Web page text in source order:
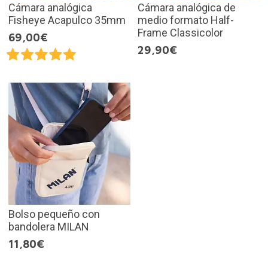
Cámara analógica
Fisheye Acapulco 35mm
69,00€
Cámara analógica de
medio formato Half-
Frame Classicolor
29,90€
Bolso pequeño con
bandolera MILAN
11,80€